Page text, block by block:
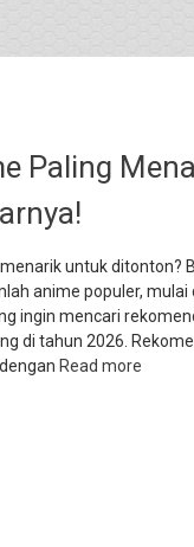
Paling
untuk ditonton?
anime populer, mulai
ingin mencari
di tahun 2026.
Read more